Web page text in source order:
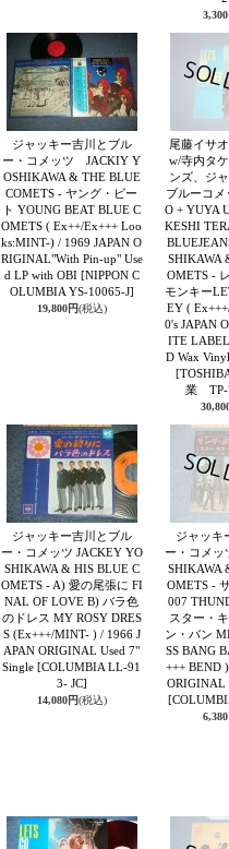
3,300
ジャッキー吉川とブル
ー・コメッツ JACKIY Y
OSHIKAWA & THE BLUE
COMETS - ヤング・ビー
ト YOUNG BEAT BLUE C
OMETS ( Ex++/Ex+++ Loo
ks:MINT-) / 1969 JAPAN O
RIGINAL"With Pin-up" Use
d LP with OBI [NIPPON C
OLUMBIA YS-10065-J]
19,800円(税込)
尾藤イサ
w/寺内タ
ンズ、ジ
ブルーコ
O + YUYA
KESHI
SHIKAWA
OMETS -
モンキー
EY (
0's JAPAN
ITE
D Wax
業 TP-
ジャッキー吉川とブル
ー・コメッツ JACKEY YO
SHIKAWA & HIS BLUE C
OMETS - A) 愛の尾張に FI
NAL OF LOVE B) バラ色
のドレス MY ROSY DRES
S (Ex+++/MINT- ) / 1966 J
APAN ORIGINAL Used 7"
Single [COLUMBIA LL-91
3- JC]
14,080円(税込)
ジャッキ
ー・コメッ
SHIKAWA
OMETS -
007
スター・
ン・バン
SS BANG
+++ BEND
ORIGINAL
6,380